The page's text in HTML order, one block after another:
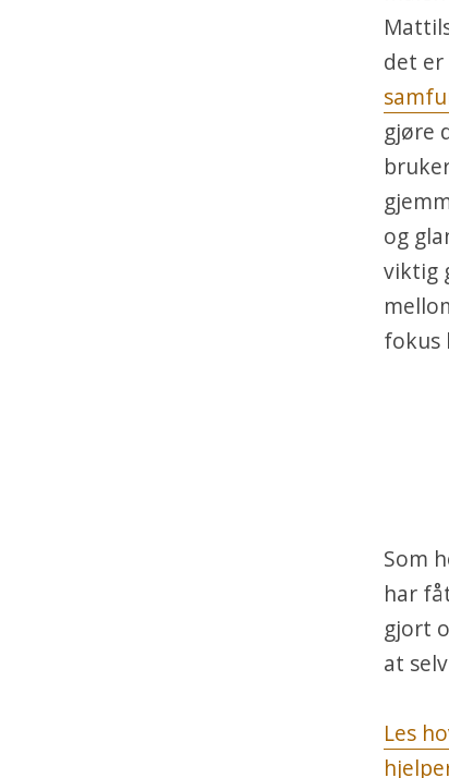
det
gjøre
og
viktig
fokus
Som
har
gjort
at
Les